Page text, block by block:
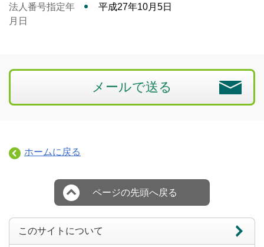
法人番号指定年
月日
平成27年10月5日
メールで送る
ホームに戻る
ページの先頭へ戻る
このサイトについて